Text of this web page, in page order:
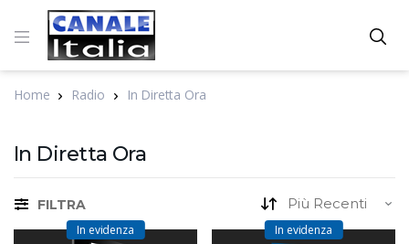
Home Radio In Diretta Ora
In Diretta Ora
FILTRA
In evidenza In evidenza